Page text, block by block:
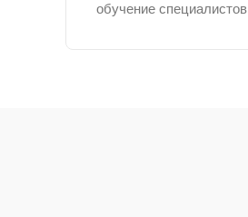
обучение специалистов